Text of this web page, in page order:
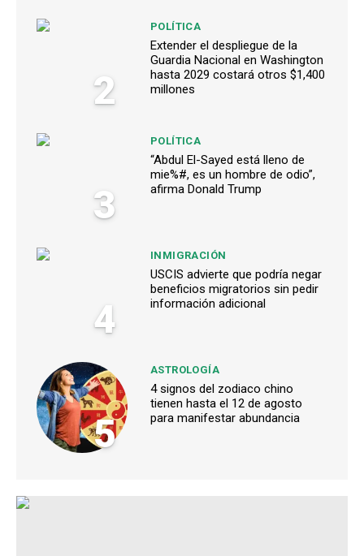
2
POLÍTICA
Extender el despliegue de la
Guardia Nacional en Washington
hasta 2029 costará otros $1,400
millones
3
POLÍTICA
“Abdul El-Sayed está lleno de
mie%#, es un hombre de odio”,
afirma Donald Trump
4
INMIGRACIÓN
USCIS advierte que podría negar
beneficios migratorios sin pedir
información adicional
5
ASTROLOGÍA
4 signos del zodiaco chino
tienen hasta el 12 de agosto
para manifestar abundancia